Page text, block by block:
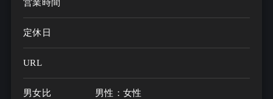
営業時間
定休日
URL
男女比 男性：女性